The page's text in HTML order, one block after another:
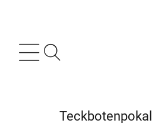
Teckbotenpokal